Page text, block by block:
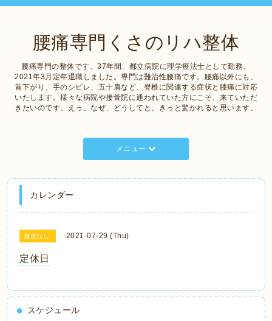
腰痛専門くさのリハ整体
腰痛専門の整体です。37年間、都立病院に理学療法士として勤務、
2021年3月定年退職しました。専門は難治性腰痛です。腰痛以外にも、
首下がり、手のシビレ、五十肩など、脊椎に関連する症状と膝痛に対応
いたします。様々な病院や接骨院に通われていた方にこそ、来ていただ
きたいのです。えっ、なぜ、どうしてと、きっと驚かれると思います。
メニュー
カレンダー
指定なし 2021-07-29 (Thu)
定休日
スケジュール